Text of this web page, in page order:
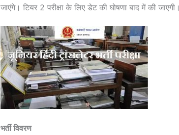
जाएंगे। टियर 2 परीक्षा के लिए डेट की घोषणा बाद में की जाएगी।
भर्ती विवरण